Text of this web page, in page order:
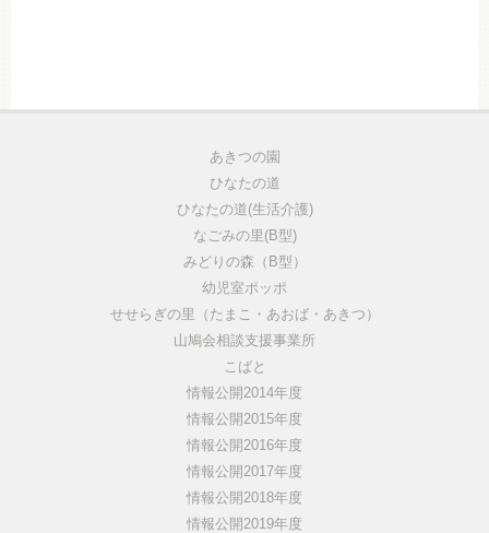
あきつの園
ひなたの道
ひなたの道(生活介護)
なごみの里(B型)
みどりの森（B型）
幼児室ポッポ
せせらぎの里（たまこ・あおば・あきつ）
山鳩会相談支援事業所
こばと
情報公開2014年度
情報公開2015年度
情報公開2016年度
情報公開2017年度
情報公開2018年度
情報公開2019年度